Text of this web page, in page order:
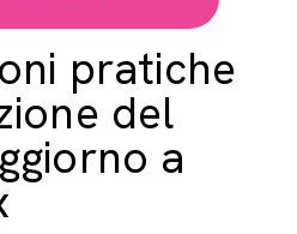
pratiche
del
a